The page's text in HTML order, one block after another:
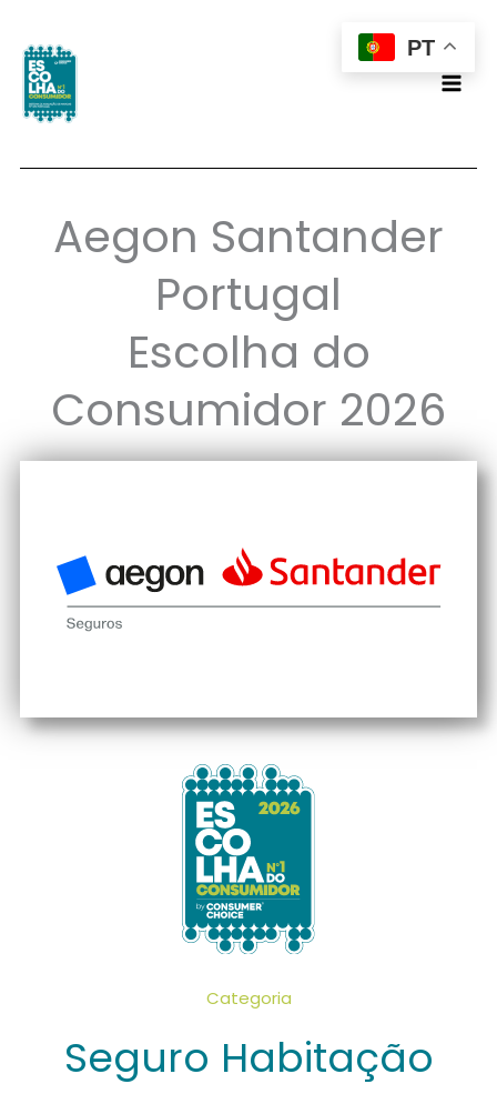
Skip
content
Aegon Santander
Portugal
Escolha do
Consumidor 2026
Categoria
Seguro Habitação
PT